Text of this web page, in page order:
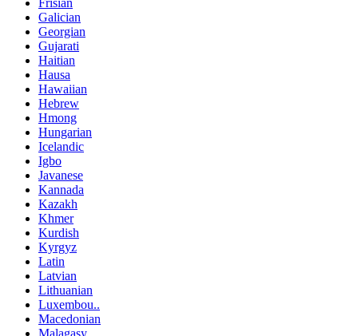
Frisian
Galician
Georgian
Gujarati
Haitian
Hausa
Hawaiian
Hebrew
Hmong
Hungarian
Icelandic
Igbo
Javanese
Kannada
Kazakh
Khmer
Kurdish
Kyrgyz
Latin
Latvian
Lithuanian
Luxembou..
Macedonian